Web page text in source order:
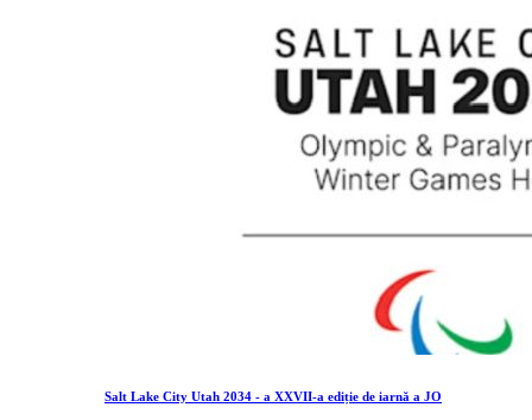
Salt Lake City Utah 2034 - a XXVII-a ediție de iarnă a JO